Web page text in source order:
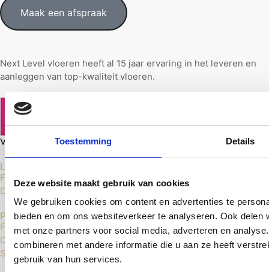
Toestemming Details
Deze website maakt gebruik van cookies
We gebruiken cookies om content en advertenties te
bieden en om ons websiteverkeer te analyseren. Ook
met onze partners voor social media, adverteren en
combineren met andere informatie die u aan ze heeft
gebruik van hun services.
Maak een afspraak
Next Level vloeren heeft al 15 jaar ervaring in het leveren en
aanleggen van top-kwaliteit vloeren.
Laminaat Vloeren
Floer Laminaat
Douwes Dekker Laminaat
PVC Vloeren
Floer Click PVC
Douwes Dekker Click PVC
Sense Click PVC